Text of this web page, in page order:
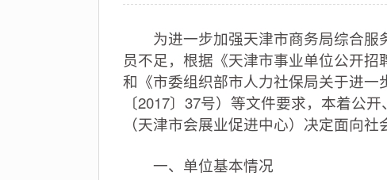
为进一步加强天津市商务局综合服
员不足，根据《天津市事业单位公开
和《市委组织部市人力社保局关于进
〔2017〕37号）等文件要求，本着公
（天津市会展业促进中心）决定面向社
一、单位基本情况